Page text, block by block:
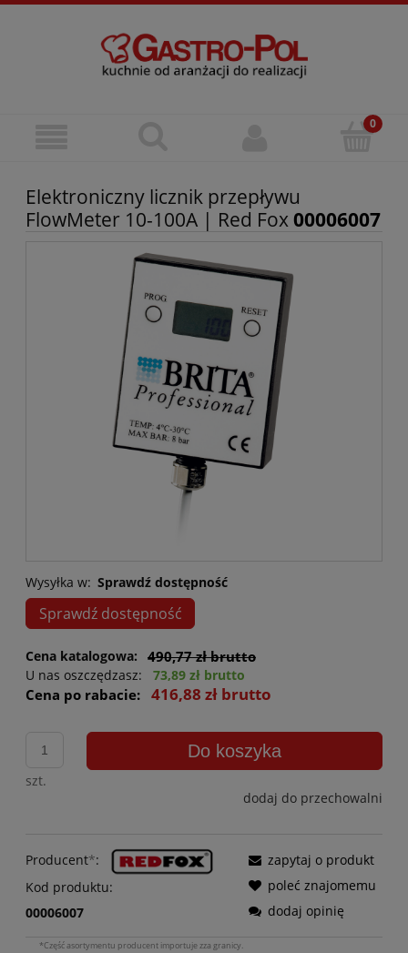
Elektroniczny licznik przepływu
FlowMeter 10-100A | Red Fox00006007
Wysyłka w: Sprawdź dostępność
Sprawdź dostępność
Cena katalogowa: 490,77 zł brutto
U nas oszczędzasz: 73,89 zł brutto
Cena po rabacie: 416,88 zł brutto
szt.
Do koszyka
dodaj do przechowalni
Producent*:
Kod produktu:
00006007
zapytaj o produkt
poleć znajomemu
dodaj opinię
*Część asortymentu producent importuje zza granicy.